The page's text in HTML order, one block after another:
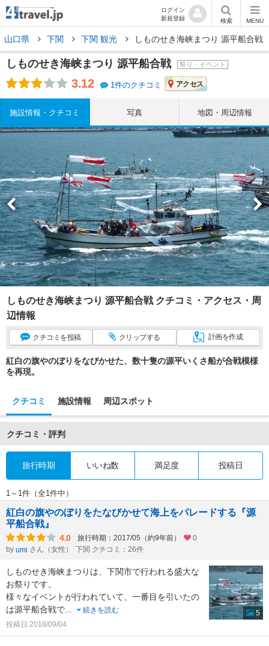
ログイン
新規登録
検索 MENU
山口県 下関 下関 観光 しものせき海峡まつり 源平船合戦
しものせき海峡まつり 源平船合戦 祭り・イベント
3.12 1件のクチコミ アクセス
施設情報・クチコミ 写真 地図・周辺情報
しものせき海峡まつり 源平船合戦 クチコミ・アクセス・周
辺情報
クチコミ を投稿 クリップする 計画を作成
紅白の旗やのぼりをなびかせた、数十隻の源平いくさ船が合戦模様
を再現。
クチコミ 施設情報 周辺スポット
クチコミ・評判
旅行時期 いいね数 満足度 投稿日
1～1件（全1件中）
紅白の旗やのぼりをたなびかせて海上をパレードする『源
平船合戦』
4.0 旅行時期：2017/05（約9年前）
0
by umi さん（女性） 下関 クチコミ：26件
しものせき海峡まつりは、下関市で行われる盛大な
お祭りです。
様々なイベントが行われていて、一番目を引いたの
は源平船合戦で...
続きを読む
投稿日:2018/09/04
5